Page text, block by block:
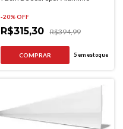
-20% OFF
R$315,30 R$394,99
5em estoque